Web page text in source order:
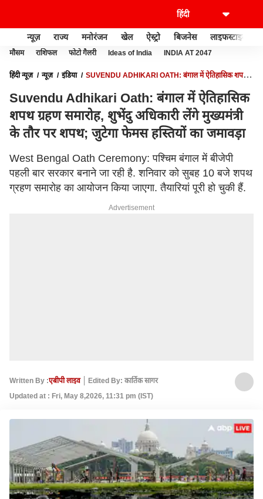
न्यूज़ राज्य मनोरंजन खेल ऐस्ट्रो बिजनेस लाइफस्टाइल
मौसम राशिफल फोटो गैलरी Ideas of India INDIA AT 2047
हिंदी न्यूज़ न्यूज़ इंडिया
SUVENDU ADHIKARI OATH: बंगाल में ऐतिहासिक शपथ
Suvendu Adhikari Oath: बंगाल में ऐतिहासिक
शपथ ग्रहण समारोह, शुभेंदु अधिकारी लेंगे मुख्यमंत्री
के तौर पर शपथ; जुटेगा फेमस हस्तियों का जमावड़ा
West Bengal Oath Ceremony: पश्चिम बंगाल में बीजेपी
पहली बार सरकार बनाने जा रही है. शनिवार को सुबह 10 बजे शपथ
ग्रहण समारोह का आयोजन किया जाएगा. तैयारियां पूरी हो चुकी हैं.
Advertisement
Written By :एबीपी लाइव
Edited By: कार्तिक सागर
Updated at : Fri, May 8,2026, 11:31 pm (IST)